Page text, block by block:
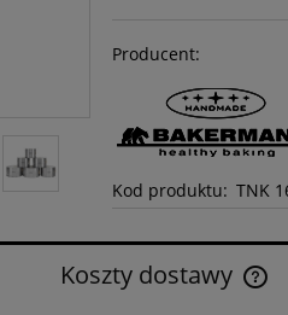
Producent:
Kod produktu: TNK
Koszty dostawy